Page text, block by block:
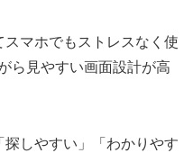
マホでもストレスなく使
ら見やすい画面設計が高
しやすい」「わかりやす